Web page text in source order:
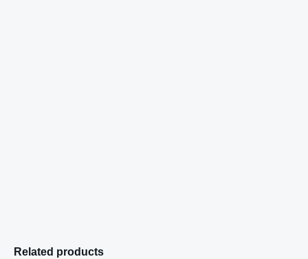
Related products